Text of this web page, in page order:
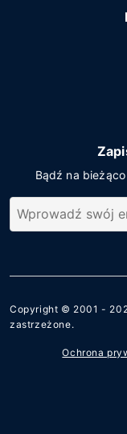
Bądź na
Copyright © 2001 -
zastrzeżone.
Ochrona